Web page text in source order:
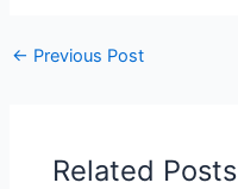
← Previous Post
Related Posts